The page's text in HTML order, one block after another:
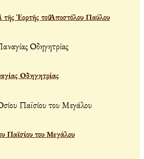
τῆς Ἑορτῆς τοῦ Ἀποστόλου Παύλου
Οδηγητρίας
Παϊσίου του Μεγάλου